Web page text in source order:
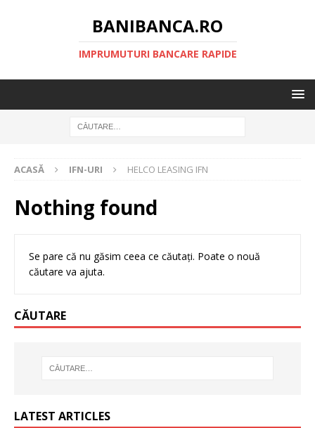
BANIBANCA.RO
IMPRUMUTURI BANCARE RAPIDE
ACASĂ IFN-URI HELCO LEASING IFN
Nothing found
Se pare că nu găsim ceea ce căutați. Poate o nouă
căutare va ajuta.
CĂUTARE
LATEST ARTICLES